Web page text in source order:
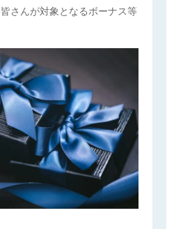
さんが対象となるボーナス等